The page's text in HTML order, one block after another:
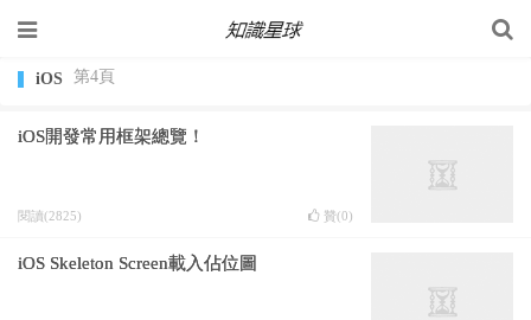
iOS 第4頁
iOS開發常用框架總覽！
閱讀(2825) 贊(0)
iOS Skeleton Screen載入佔位圖